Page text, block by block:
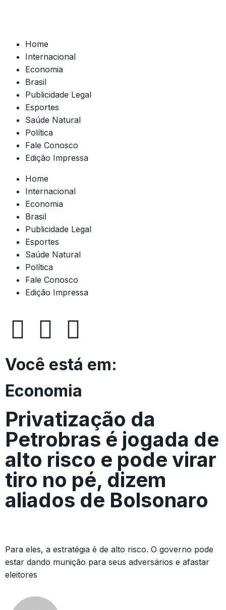
Home
Internacional
Economia
Brasil
Publicidade Legal
Esportes
Saúde Natural
Política
Fale Conosco
Edição Impressa
Home
Internacional
Economia
Brasil
Publicidade Legal
Esportes
Saúde Natural
Política
Fale Conosco
Edição Impressa
Você está em:
Economia
Privatização da
Petrobras é jogada de
alto risco e pode virar
tiro no pé, dizem
aliados de Bolsonaro
Para eles, a estratégia é de alto risco. O governo pode
estar dando munição para seus adversários e afastar
eleitores